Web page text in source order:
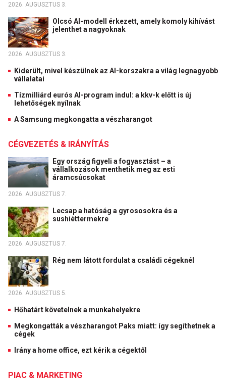
2026. AUGUSZTUS 3.
Olcsó AI-modell érkezett, amely komoly kihívást
jelenthet a nagyoknak
2026. AUGUSZTUS 3.
Kiderült, mivel készülnek az AI-korszakra a világ legnagyobb
vállalatai
Tízmilliárd eurós AI-program indul: a kkv-k előtt is új
lehetőségek nyílnak
A Samsung megkongatta a vészharangot
CÉGVEZETÉS & IRÁNYÍTÁS
Egy ország figyeli a fogyasztást – a
vállalkozások menthetik meg az esti
áramcsúcsokat
2026. AUGUSZTUS 7.
Lecsap a hatóság a gyrososokra és a
sushiéttermekre
2026. AUGUSZTUS 7.
Rég nem látott fordulat a családi cégeknél
2026. AUGUSZTUS 5.
Hőhatárt követelnek a munkahelyekre
Megkongatták a vészharangot Paks miatt: így segíthetnek a
cégek
Irány a home office, ezt kérik a cégektől
PIAC & MARKETING